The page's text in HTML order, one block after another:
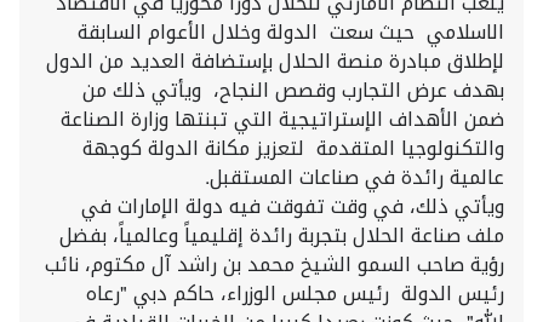
الاسلامي حيث سعت الدولة وخلال الأعوام السابقة
لإطلاق مبادرة منصة الحلال بإستضافة العديد من الدول
بهدف عرض التجارب وقصص النجاح، ويأتي ذلك من
ضمن الأهداف الإستراتيجية التي تبنتها وزارة الصناعة
والتكنولوجيا المتقدمة لتعزيز مكانة الدولة كوجهة
عالمية رائدة في صناعات المستقبل.
ويأتي ذلك، في وقت تفوقت فيه دولة الإمارات في
ملف صناعة الحلال بتجربة رائدة إقليمياً وعالمياً، بفضل
رؤية صاحب السمو الشيخ محمد بن راشد آل مكتوم، نائب
رئيس الدولة رئيس مجلس الوزراء، حاكم دبي "رعاه